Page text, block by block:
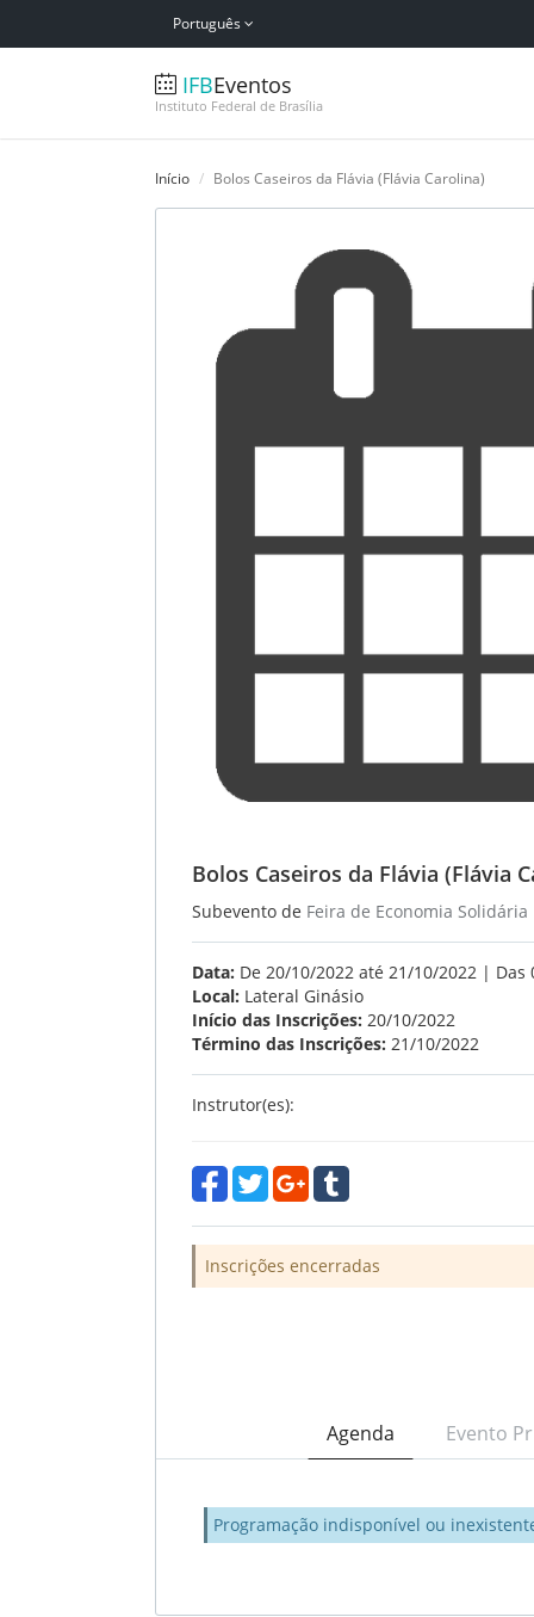
Português
IFBEventos
Instituto Federal de Brasília
Início Bolos Caseiros da Flávia (Flávia Carolina)
Bolos Caseiros da Flávia (Flávia
Subevento de Feira de Economia Solidária
Data: De 20/10/2022 até 21/10/2022 | Das
Local: Lateral Ginásio
Início das Inscrições: 20/10/2022
Término das Inscrições: 21/10/2022
Instrutor(es):
Inscrições encerradas
Agenda Evento
Programação indisponível ou